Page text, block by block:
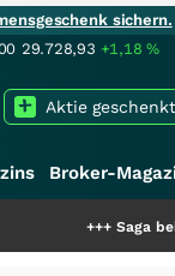
sichern.
29.728,93 +1,18%
Aktie
Broker-
Saga bei 0,53